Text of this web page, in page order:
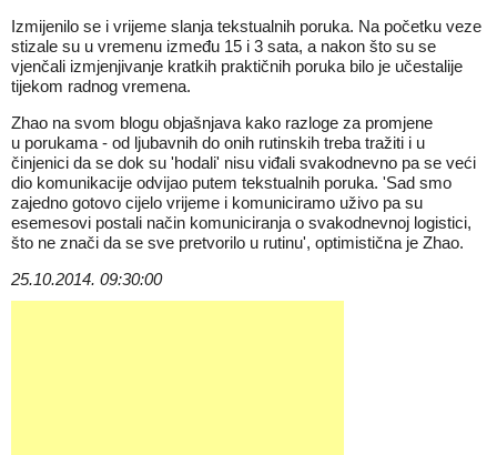
Izmijenilo se i vrijeme slanja tekstualnih poruka. Na početku veze
stizale su u vremenu između 15 i 3 sata, a nakon što su se
vjenčali izmjenjivanje kratkih praktičnih poruka bilo je učestalije
tijekom radnog vremena.
Zhao na svom blogu objašnjava kako razloge za promjene
u porukama - od ljubavnih do onih rutinskih treba tražiti i u
činjenici da se dok su 'hodali' nisu viđali svakodnevno pa se veći
dio komunikacije odvijao putem tekstualnih poruka. 'Sad smo
zajedno gotovo cijelo vrijeme i komuniciramo uživo pa su
esemesovi postali način komuniciranja o svakodnevnoj logistici,
što ne znači da se sve pretvorilo u rutinu', optimistična je Zhao.
25.10.2014. 09:30:00